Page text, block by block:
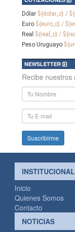
Dólar ${dolar_c} /
Euro ${euro_c} /
Real ${real_c} /
Peso Uruguayo
NEWSLETTER
Recibe nuestros
Nombre
y
Apellido
E-
mail
INSTITUCIONAL
Inicio
Quienes Somos
Contacto
NOTICIAS